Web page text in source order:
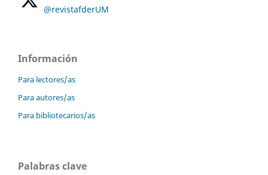
@revistafderUM
Información
Para lectores/as
Para autores/as
Para bibliotecarios/as
Palabras clave